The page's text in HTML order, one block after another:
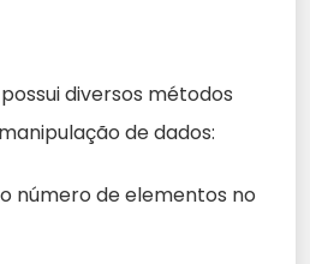
diversos métodos
de dados:
número de elementos no